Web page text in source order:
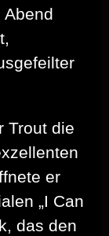
Trout die
er
„I Can
das den